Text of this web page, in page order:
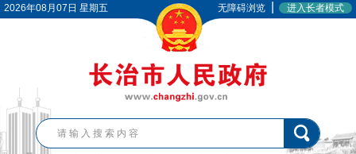
2026年08月07日 星期五 无障碍浏览 进入长者模式